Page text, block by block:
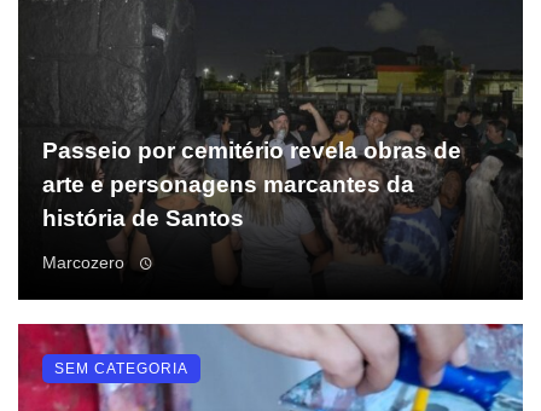
Passeio por cemitério revela obras de
arte e personagens marcantes da
história de Santos
Marcozero
SEM CATEGORIA